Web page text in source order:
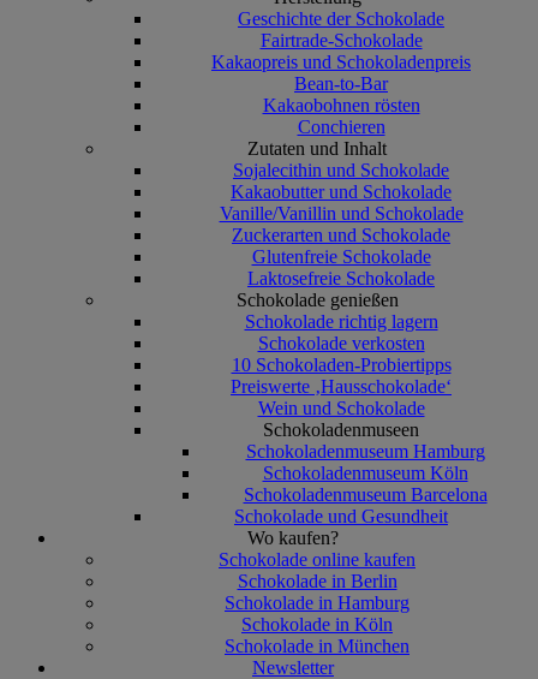
Geschichte der Schokolade
Fairtrade-Schokolade
Kakaopreis und Schokoladenpreis
Bean-to-Bar
Kakaobohnen rösten
Conchieren
Zutaten und Inhalt
Sojalecithin und Schokolade
Kakaobutter und Schokolade
Vanille/Vanillin und Schokolade
Zuckerarten und Schokolade
Glutenfreie Schokolade
Laktosefreie Schokolade
Schokolade genießen
Schokolade richtig lagern
Schokolade verkosten
10 Schokoladen-Probiertipps
Preiswerte ‚Hausschokolade‘
Wein und Schokolade
Schokoladenmuseen
Schokoladenmuseum Hamburg
Schokoladenmuseum Köln
Schokoladenmuseum Barcelona
Schokolade und Gesundheit
Wo kaufen?
Schokolade online kaufen
Schokolade in Berlin
Schokolade in Hamburg
Schokolade in Köln
Schokolade in München
Newsletter